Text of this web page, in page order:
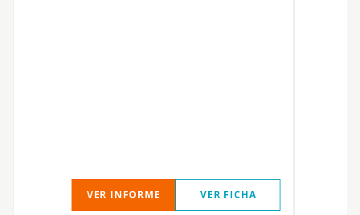
VER INFORME VER FICHA